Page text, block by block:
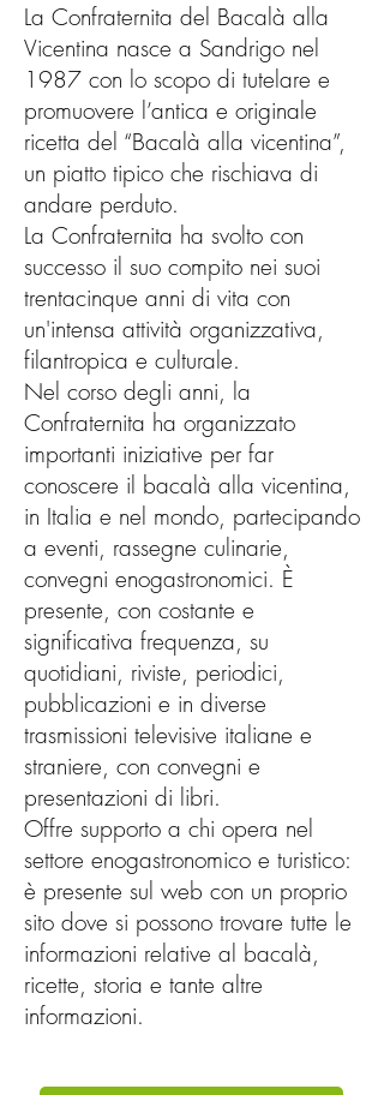
La Confraternita del Bacalà alla
Vicentina nasce a Sandrigo nel
1987 con lo scopo di tutelare e
promuovere l’antica e originale
ricetta del “Bacalà alla vicentina”,
un piatto tipico che rischiava di
andare perduto.
La Confraternita ha svolto con
successo il suo compito nei suoi
trentacinque anni di vita con
un'intensa attività organizzativa,
filantropica e culturale.
Nel corso degli anni, la
Confraternita ha organizzato
importanti iniziative per far
conoscere il bacalà alla vicentina,
in Italia e nel mondo, partecipando
a eventi, rassegne culinarie,
convegni enogastronomici. È
presente, con costante e
significativa frequenza, su
quotidiani, riviste, periodici,
pubblicazioni e in diverse
trasmissioni televisive italiane e
straniere, con convegni e
presentazioni di libri.
Offre supporto a chi opera nel
settore enogastronomico e turistico:
è presente sul web con un proprio
sito dove si possono trovare tutte le
informazioni relative al bacalà,
ricette, storia e tante altre
informazioni.